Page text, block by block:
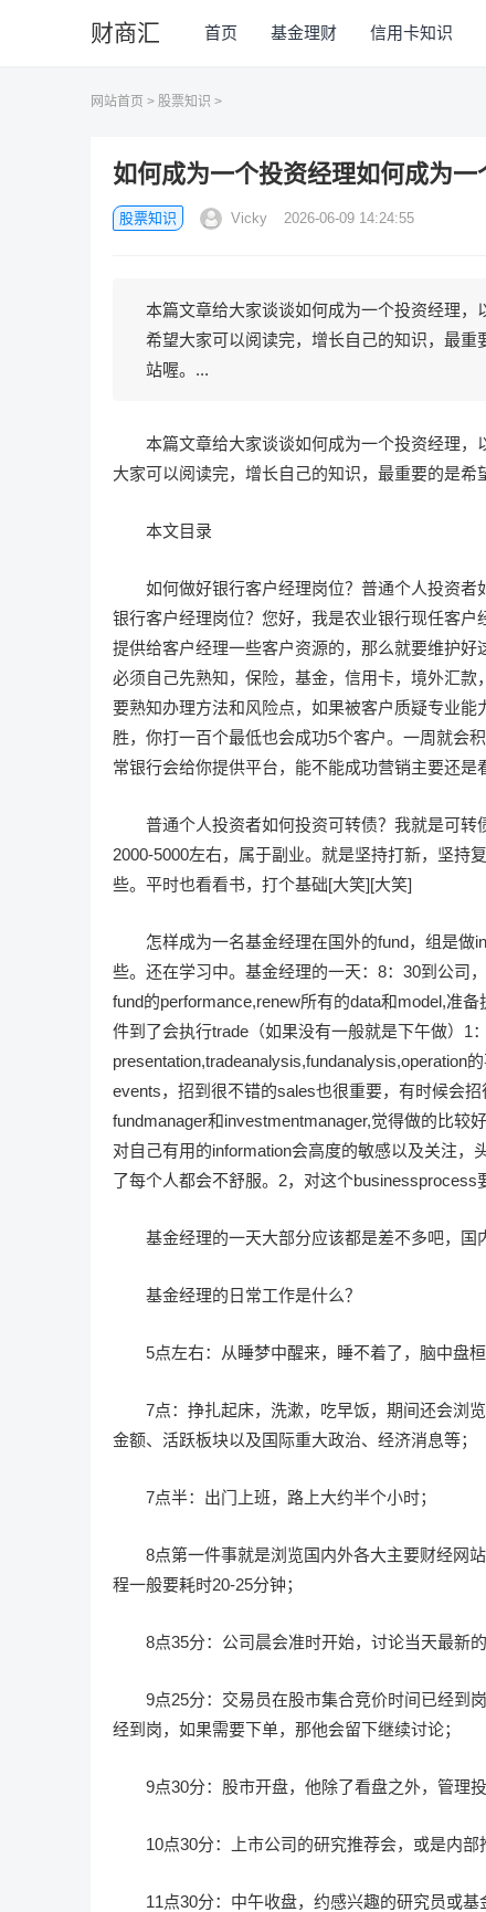
财商汇 首页 基金理财 信用卡知识
网站首页 > 股票知识 >
如何成为一个投资经理如何成为一
股票知识 Vicky 2026-06-09 14:24:55
本篇文章给大家谈谈如何成为一个投资经理
希望大家可以阅读完，增长自己的知识，最
站喔。...
本篇文章给大家谈谈如何成为一个投资经理
大家可以阅读完，增长自己的知识，最重要的是希
本文目录
如何做好银行客户经理岗位？普通个人投资
银行客户经理岗位？您好，我是农业银行现任客
提供给客户经理一些客户资源的，那么就要维护
必须自己先熟知，保险，基金，信用卡，境外汇
要熟知办理方法和风险点，如果被客户质疑专业
胜，你打一百个最低也会成功5个客户。一周就会
常银行会给你提供平台，能不能成功营销主要还是
普通个人投资者如何投资可转债？我就是可
2000-5000左右，属于副业。就是坚持打新，坚持
些。平时也看看书，打个基础[大笑][大笑]
怎样成为一名基金经理在国外的fund，组是做
些。还在学习中。基金经理的一天：8：30到公司
fund的performance,renew所有的data和model,准
件到了会执行trade（如果没有一般就是下午做）1
presentation,tradeanalysis,fundanalysis,operation
events，招到很不错的sales也很重要，有时候会
fundmanager和investmentmanager,觉得做的比较
对自己有用的information会高度的敏感以及关注
了每个人都会不舒服。2，对这个businessprocess
基金经理的一天大部分应该都是差不多吧，
基金经理的日常工作是什么？
5点左右：从睡梦中醒来，睡不着了，脑中盘桓
7点：挣扎起床，洗漱，吃早饭，期间还会浏
金额、活跃板块以及国际重大政治、经济消息等；
7点半：出门上班，路上大约半个小时；
8点第一件事就是浏览国内外各大主要财经网
程一般要耗时20-25分钟；
8点35分：公司晨会准时开始，讨论当天最新
9点25分：交易员在股市集合竞价时间已经到
经到岗，如果需要下单，那他会留下继续讨论；
9点30分：股市开盘，他除了看盘之外，管理
10点30分：上市公司的研究推荐会，或是内
11点30分：中午收盘，约感兴趣的研究员或